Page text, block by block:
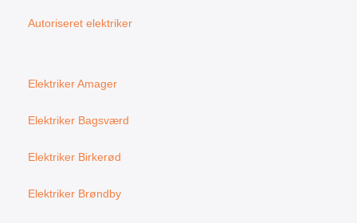
Autoriseret elektriker
Elektriker Amager
Elektriker Bagsværd
Elektriker Birkerød
Elektriker Brøndby